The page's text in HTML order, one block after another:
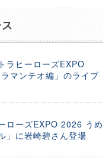
ラヒーローズEXPO
マンテオ編」のライブ
ローズEXPO 2026 うめ
」に岩崎碧さん登場